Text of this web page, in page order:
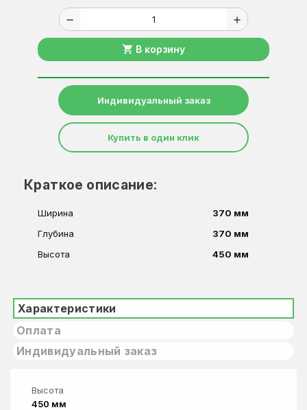
remove add
shopping_cart В корзину
Индивидуальный заказ
Купить в один клик
Краткое описание:
Ширина
370 мм
Глубина
370 мм
Высота
450 мм
Характеристики
Оплата
Индивидуальный заказ
Высота
450 мм